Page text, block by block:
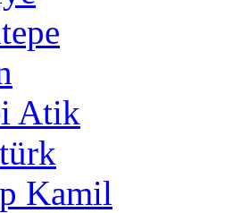
Atik
Kamil